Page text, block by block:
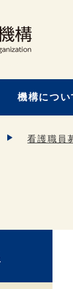
機構につい
看護職員